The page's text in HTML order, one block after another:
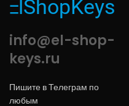
info@el-shop-
keys.ru
Пишите в Телеграм по
любым